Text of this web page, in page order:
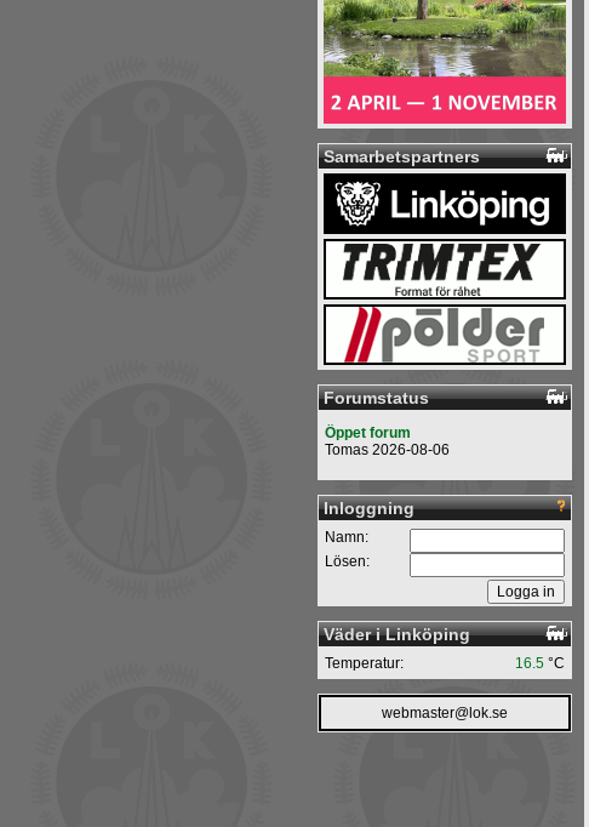
Samarbetspartners
Forumstatus
Öppet forum
Tomas 2026-08-06
Inloggning
Namn:
Lösen:
Väder i Linköping
16.5 °C
Temperatur:
webmaster@lok.se